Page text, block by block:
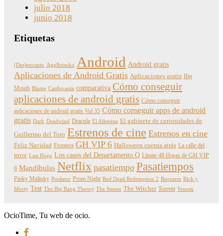
julio 2018
junio 2018
Etiquetas
(Des)encanto AggRetsuko Android Android gratis
Aplicaciones de Android Gratis Aplicaciones gratis Big
Mouth Blame Castlevania comparativa Cómo conseguir
aplicaciones de android gratis Cómo conseguir
aplicaciones de android gratis Vol 35 Cómo conseguir apps de android
gratis Dark Deadwind Dracula El Alienista El gabinete de curiosidades de
Guillermo del Toro Estrenos de cine Estrenos en cine
Feliz Navidad Frontera GH VIP 6 Halloween cuenta atrás La calle del
terror Last Hope Los casos del Departamento Q Límite 48 Horas de GH VIP
6 Mandíbulas Netflix pasatiempo Pasatiempos
Pinky Malinky Predator Prom Night Red Dead Redemption 2 Requiem Rick y
Morty Test The Big Bang Theory The Sinner The Witcher Torrent Venom
OcioTime, Tu web de ocio.